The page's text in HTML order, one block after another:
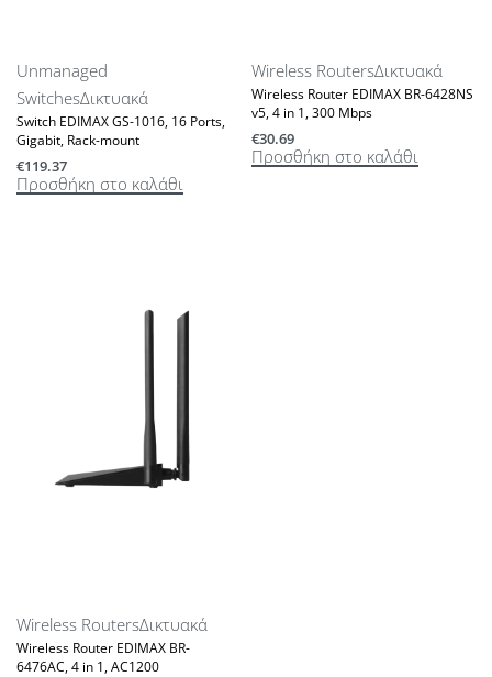
Unmanaged
SwitchesΔικτυακά
Switch EDIMAX GS-1016, 16 Ports,
Gigabit, Rack-mount
€119.37
Προσθήκη στο καλάθι
Wireless RoutersΔικτυακά
Wireless Router EDIMAX BR-6428NS
v5, 4 in 1, 300 Mbps
€30.69
Προσθήκη στο καλάθι
Wireless RoutersΔικτυακά
Wireless Router EDIMAX BR-
6476AC, 4 in 1, AC1200